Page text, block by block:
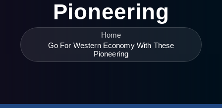
Pioneering
Home
Go For Western Economy With These
Pioneering